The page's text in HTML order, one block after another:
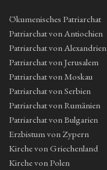
Ökumenisches Patriarchat
Patriarchat von Antiochien
Patriarchat von Alexandrien
Patriarchat von Jerusalem
Patriarchat von Moskau
Patriarchat von Serbien
Patriarchat von Rumänien
Patriarchat von Bulgarien
Erzbistum von Zypern
Kirche von Griechenland
Kirche von Polen